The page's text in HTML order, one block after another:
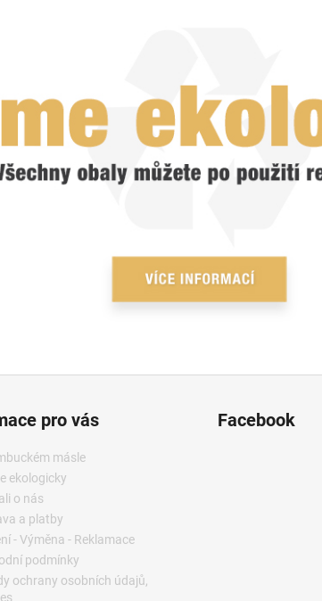
pro vás
másle
ekologicky
o nás
a platby
- Výměna - Reklamace
podmínky
ochrany osobních údajů,
Facebook